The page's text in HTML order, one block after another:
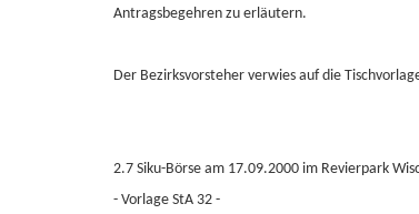
Antragsbegehren zu erläutern.
Der Bezirksvorsteher verwies auf die
2.7 Siku-Börse am 17.09.2000 im Revierpark
- Vorlage StA 32 -